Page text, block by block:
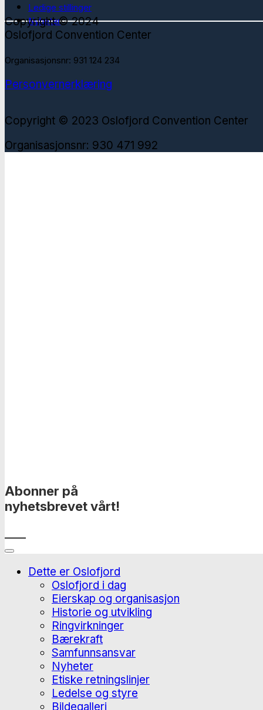
Ledige stillinger
Nyheter
Copyright © 2024
Oslofjord Convention Center
Organisasjonsnr: 931 124 234
Personvernerklæring
Copyright © 2023 Oslofjord Convention Center
Organisasjonsnr: 930 471 992
Abonner på
nyhetsbrevet vårt!
Dette er Oslofjord
Oslofjord i dag
Eierskap og organisasjon
Historie og utvikling
Ringvirkninger
Bærekraft
Samfunnsansvar
Nyheter
Etiske retningslinjer
Ledelse og styre
Bildegalleri